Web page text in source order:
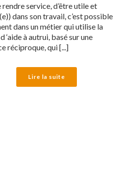
rendre service, d’être utile et
dans son travail, c’est possible
dans un métier qui utilise la
‘aide à autrui, basé sur une
réciproque, qui [...]
Lire la suite